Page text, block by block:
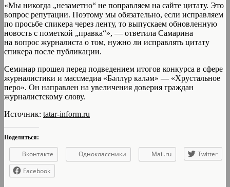
«Мы никогда „незаметно“ не поправляем на сайте цитату. Это
вопрос репутации. Поэтому мы обязательно, если исправляем
по просьбе спикера через ленту, то выпускаем обновленную
новость с пометкой „правка“», — ответила Самарина
на вопрос журналиста о том, нужно ли исправлять цитату
спикера после публикации.
Семинар прошел перед подведением итогов конкурса в сфере
журналистики и массмедиа «Бәллүр каләм» — «Хрустальное
перо». Он направлен на увеличения доверия граждан
журналистскому слову.
Источник: tatar-inform.ru
Поделиться:
Вконтакте Одноклассники Mail.ru
Twitter
Facebook